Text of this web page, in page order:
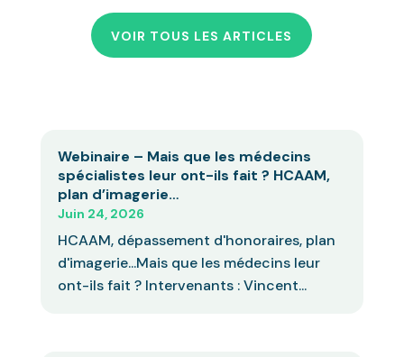
VOIR TOUS LES ARTICLES
Webinaire – Mais que les médecins
spécialistes leur ont-ils fait ? HCAAM,
plan d’imagerie…
Juin 24, 2026
HCAAM, dépassement d'honoraires, plan
d'imagerie...Mais que les médecins leur
ont-ils fait ? Intervenants : Vincent...